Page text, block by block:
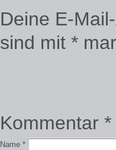
Deine E-
sind mit *
Kommentar *
Name *